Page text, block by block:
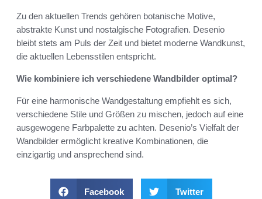
Zu den aktuellen Trends gehören botanische Motive,
abstrakte Kunst und nostalgische Fotografien. Desenio
bleibt stets am Puls der Zeit und bietet moderne Wandkunst,
die aktuellen Lebensstilen entspricht.
Wie kombiniere ich verschiedene Wandbilder optimal?
Für eine harmonische Wandgestaltung empfiehlt es sich,
verschiedene Stile und Größen zu mischen, jedoch auf eine
ausgewogene Farbpalette zu achten. Desenio’s Vielfalt der
Wandbilder ermöglicht kreative Kombinationen, die
einzigartig und ansprechend sind.
Facebook Twitter